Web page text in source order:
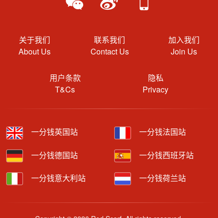
关于我们
About Us
联系我们
Contact Us
加入我们
Join Us
用户条款
T&Cs
隐私
Privacy
一分钱英国站 一分钱法国站
一分钱德国站 一分钱西班牙站
一分钱意大利站 一分钱荷兰站